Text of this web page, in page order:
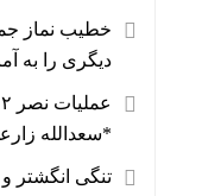
خطیب نماز
دیگری را به
*سعدالله
تنگی انگشتر